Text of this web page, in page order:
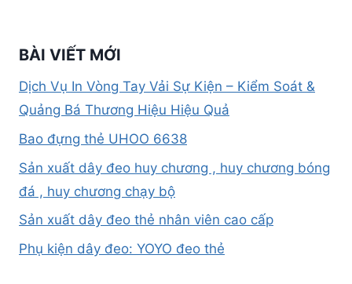
BÀI VIẾT MỚI
Dịch Vụ In Vòng Tay Vải Sự Kiện – Kiểm Soát &
Quảng Bá Thương Hiệu Hiệu Quả
Bao đựng thẻ UHOO 6638
Sản xuất dây đeo huy chương , huy chương bóng
đá , huy chương chạy bộ
Sản xuất dây đeo thẻ nhân viên cao cấp
Phụ kiện dây đeo: YOYO đeo thẻ